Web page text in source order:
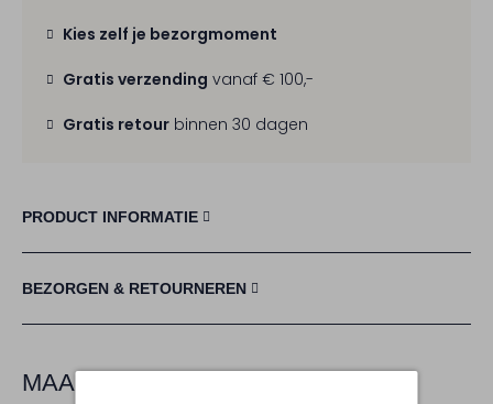
Kies zelf je bezorgmoment
Gratis verzending vanaf € 100,-
Gratis retour binnen 30 dagen
PRODUCT INFORMATIE
BEZORGEN & RETOURNEREN
MAAK JE LOOK COMPLEET